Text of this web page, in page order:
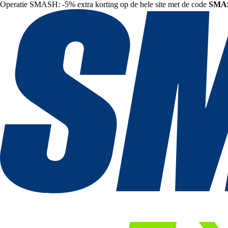
Operatie SMASH: -5% extra korting op de hele site met de code